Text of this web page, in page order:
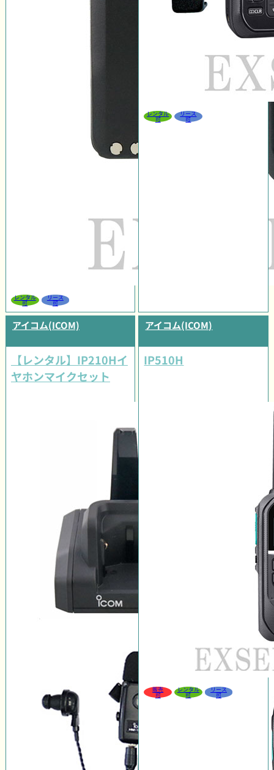
レンタル
可
リース
可
レンタル
可
リース
可
アイコム(ICOM)
【レンタル】IP210Hイ
ヤホンマイクセット
アイコム(ICOM)
IP510H
販売
可
レンタル
可
リース
可